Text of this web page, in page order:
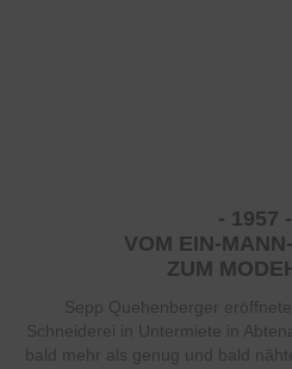
- 1957 -
VOM EIN-
ZUM
Sepp Quehenberger
Schneiderei in Untermiete in
bald mehr als genug und bald